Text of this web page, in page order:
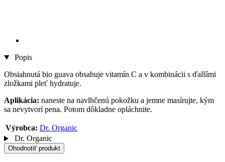
Popis
Obsiahnutá bio guava obsahuje vitamín C a v kombinácii s ďalšími
zložkami pleť hydratuje.
Aplikácia: naneste na navlhčenú pokožku a jemne masírujte, kým
sa nevytvorí pena. Potom dôkladne opláchnite.
Výrobca: Dr. Organic
Dr. Organic
Ohodnotiť produkt